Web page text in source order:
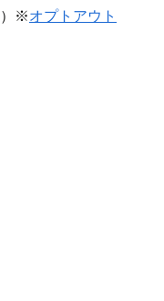
）※オプトアウト